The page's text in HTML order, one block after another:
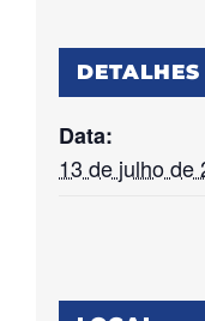
DETALHES
Data:
13 de julho de